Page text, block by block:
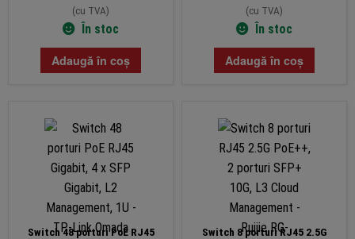
(cu TVA)
În stoc
Adaugă în coș
(cu TVA)
În stoc
Adaugă în coș
Switch 48 porturi PoE RJ45
Switch 8 porturi RJ45 2.5G